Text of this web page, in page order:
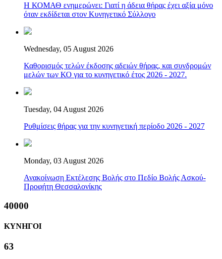
Η ΚΟΜΑΘ ενημερώνει: Γιατί η άδεια θήρας έχει αξία μόνο
όταν εκδίδεται στον Κυνηγετικό Σύλλογο
Wednesday, 05 August 2026
Καθορισμός τελών έκδοσης αδειών θήρας, και συνδρομών
μελών των ΚΟ για το κυνηγετικό έτος 2026 - 2027.
Tuesday, 04 August 2026
Ρυθμίσεις θήρας για την κυνηγετική περίοδο 2026 - 2027
Monday, 03 August 2026
Ανακοίνωση Εκτέλεσης Βολής στο Πεδίο Βολής Ασκού-
Προφήτη Θεσσαλονίκης
40000
ΚΥΝΗΓΟΙ
63